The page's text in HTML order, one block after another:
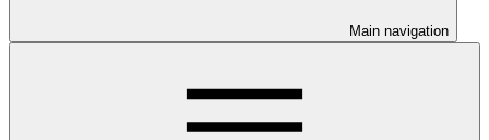
Main navigation